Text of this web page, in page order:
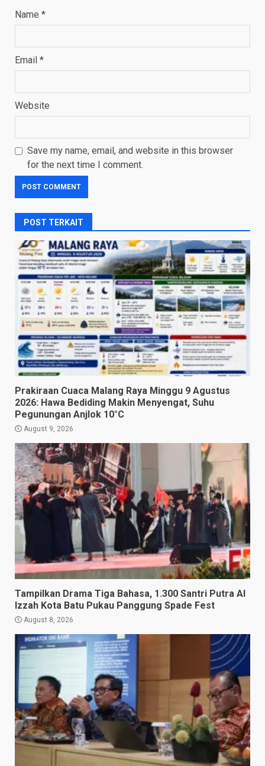
Name *
Email *
Website
Save my name, email, and website in this browser
for the next time I comment.
POST TERKAIT
Prakiraan Cuaca Malang Raya Minggu 9 Agustus
2026: Hawa Bediding Makin Menyengat, Suhu
Pegunungan Anjlok 10°C
August 9, 2026
Tampilkan Drama Tiga Bahasa, 1.300 Santri Putra Al
Izzah Kota Batu Pukau Panggung Spade Fest
August 8, 2026